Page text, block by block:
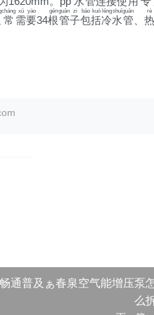
常
cháng
需
xū
要
yào
34根
gēn
管
guǎn
子
zi
包
bāo
括
kuò
冷
lěng
水
shuǐ
管
guǎn
热
rè
通普及ぁ春泉空气能增压泵
么